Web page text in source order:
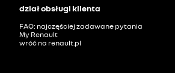
dział obsługi klienta
FAQ: najczęściej zadawane pytania
My Renault
wróć na renault.pl